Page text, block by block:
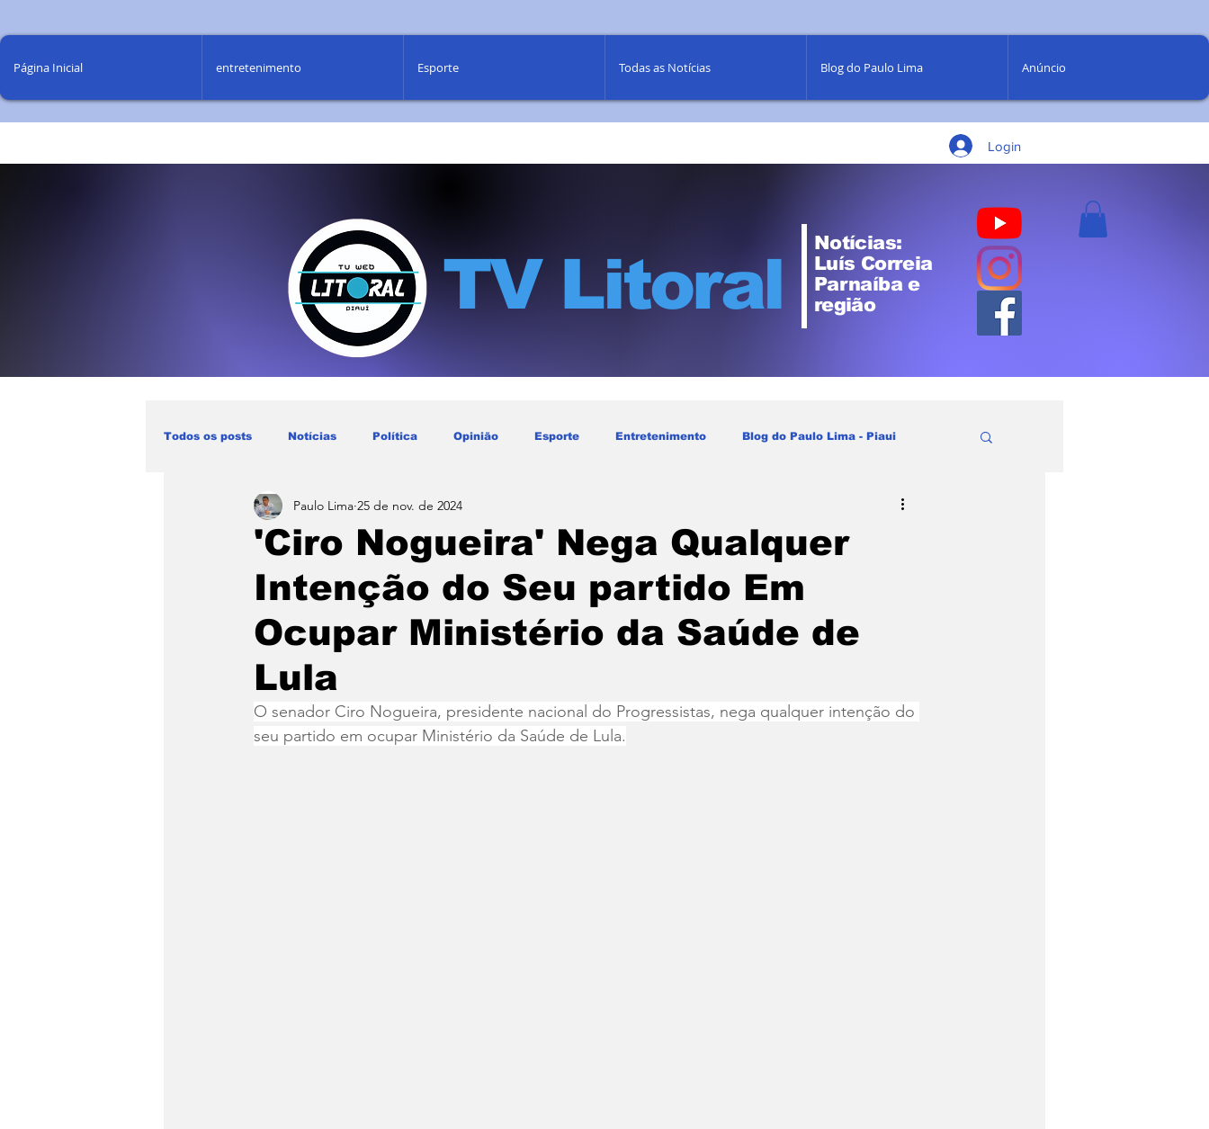
Página Inicial entretenimento Esporte Todas as Notícias Blog do Paulo Lima Anúncio
Login
TV Litoral
Notícias:
Luís Correia
Parnaíba e
região
Todos os posts Notícias Política Opinião Esporte Entretenimento Blog do Paulo Lima - Piaui
Blog Paulo Lima - Maranhão
'Ciro Nogueira' Nega Qualquer
Intenção do Seu partido Em
Ocupar Ministério da Saúde de
Lula
Paulo Lima 25 de nov. de 2024
O senador Ciro Nogueira, presidente nacional do Progressistas, nega qualquer intenção do
seu partido em ocupar Ministério da Saúde de Lula.